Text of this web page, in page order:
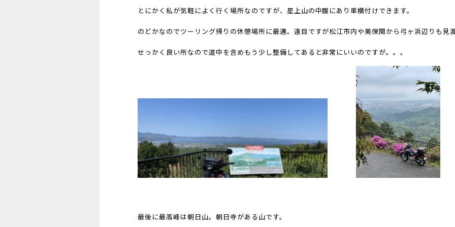
とにかく私が気軽によく行く場所なのですが、星上山の中腹にあり車横付けできます。
のどかなのでツーリング帰りの休憩場所に最適。遠目ですが松江市内や美保関から弓ヶ浜辺りも見
せっかく良い所なので道中を含めもう少し整備してあると非常にいいのですが。。。
最後に最高峰は朝日山。朝日寺がある山です。